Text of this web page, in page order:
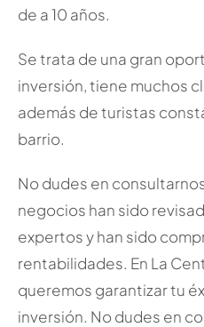
de a 10 años.
Se trata de una gran
inversión, tiene muchos
además de turistas
barrio.
No dudes en
negocios han sido
expertos y han sido
rentabilidades. En La
queremos garantizar tu
inversión. No dudes en